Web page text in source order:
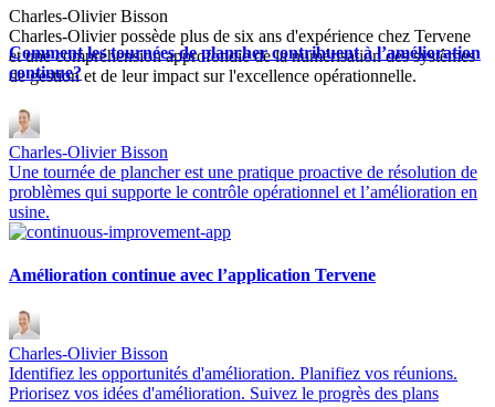
Charles-Olivier Bisson
Charles-Olivier possède plus de six ans d'expérience chez Tervene
et une compréhension approfondie de la numérisation des systèmes
de gestion et de leur impact sur l'excellence opérationnelle.
Comment les tournées de plancher contribuent à l’amélioration
continue?
Charles-Olivier Bisson
Une tournée de plancher est une pratique proactive de résolution de
problèmes qui supporte le contrôle opérationnel et l’amélioration en
usine.
Amélioration continue avec l’application Tervene
Charles-Olivier Bisson
Identifiez les opportunités d'amélioration. Planifiez vos réunions.
Priorisez vos idées d'amélioration. Suivez le progrès des plans